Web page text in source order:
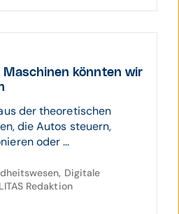
könnten wir
der theoretischen
die Autos steuern,
oder ...
Digitale
Redaktion